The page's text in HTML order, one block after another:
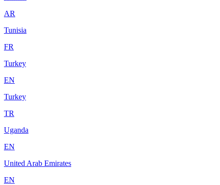
AR
Tunisia
FR
Turkey
EN
Turkey
TR
Uganda
EN
United Arab Emirates
EN